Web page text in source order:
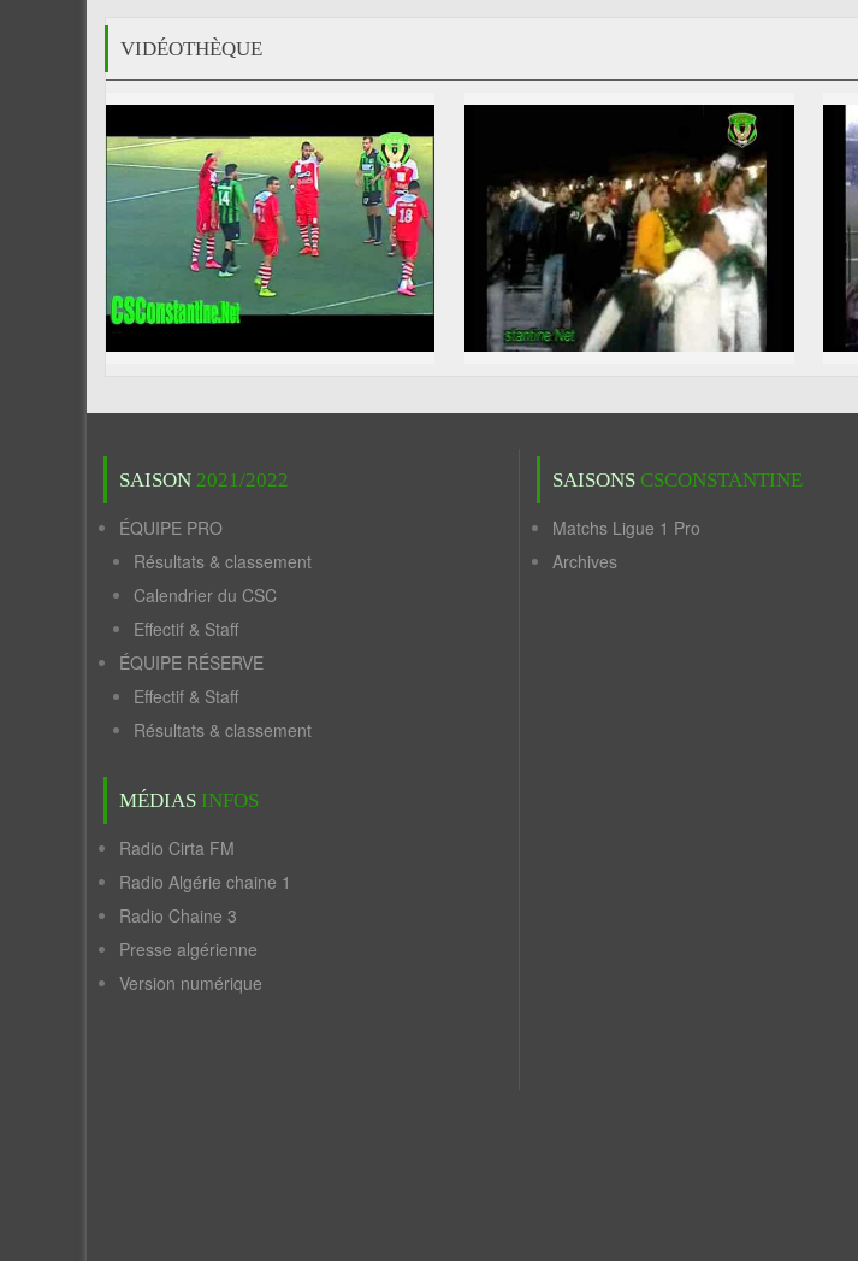
VIDÉOTHÈQUE
SAISON 2021/2022
ÉQUIPE PRO
Résultats & classement
Calendrier du CSC
Effectif & Staff
ÉQUIPE RÉSERVE
Effectif & Staff
Résultats & classement
MÉDIAS INFOS
Radio Cirta FM
Radio Algérie chaine 1
Radio Chaine 3
Presse algérienne
Version numérique
SAISONS CSCONSTANTINE
Matchs Ligue 1 Pro
Archives